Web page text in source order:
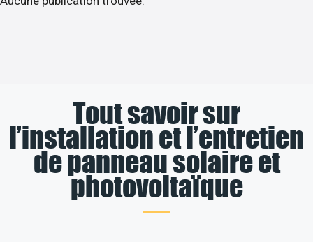
Tout savoir sur
l’installation et l’entretien
de panneau solaire et
photovoltaïque